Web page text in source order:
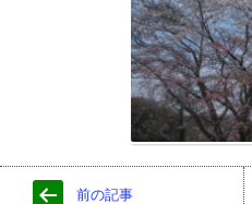
前の記事